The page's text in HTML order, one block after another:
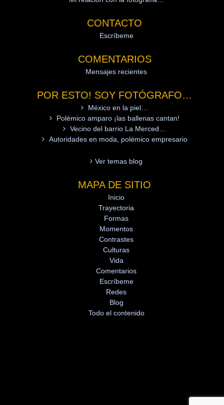
CONTACTO
Escríbeme
COMENTARIOS
Mensajes recientes
POR ESTO! SOY FOTÓGRAFO…
México en la piel…
Polémico amparo ¡las ballenas cantan!
Vecino del barrio La Merced…
Autoridades en moda, polémico empresario
Ver temas blog
MAPA DE SITIO
Inicio
Trayectoria
Formas
Momentos
Contrastes
Culturas
Vida
Comentarios
Escríbeme
Redes
Blog
Todo el contenido